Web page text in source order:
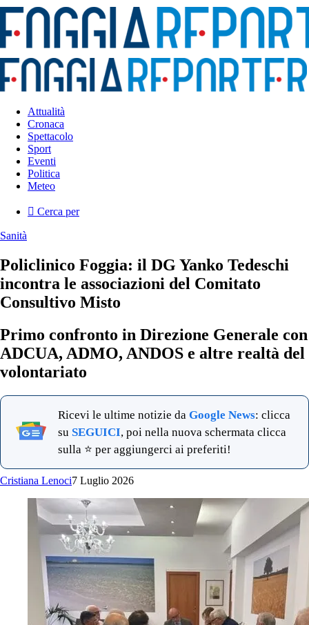
Attualità
Cronaca
Spettacolo
Sport
Eventi
Politica
Meteo
Cerca per
Sanità
Policlinico Foggia: il DG Yanko Tedeschi
incontra le associazioni del Comitato
Consultivo Misto
Primo confronto in Direzione Generale con
ADCUA, ADMO, ANDOS e altre realtà del
volontariato
Ricevi le ultime notizie da Google News: clicca
su SEGUICI, poi nella nuova schermata clicca
sulla ⭐ per aggiungerci ai preferiti!
Cristiana Lenoci7 Luglio 2026